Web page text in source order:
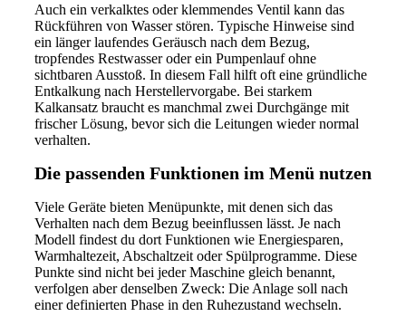
Auch ein verkalktes oder klemmendes Ventil kann das
Rückführen von Wasser stören. Typische Hinweise sind
ein länger laufendes Geräusch nach dem Bezug,
tropfendes Restwasser oder ein Pumpenlauf ohne
sichtbaren Ausstoß. In diesem Fall hilft oft eine gründliche
Entkalkung nach Herstellervorgabe. Bei starkem
Kalkansatz braucht es manchmal zwei Durchgänge mit
frischer Lösung, bevor sich die Leitungen wieder normal
verhalten.
Die passenden Funktionen im Menü nutzen
Viele Geräte bieten Menüpunkte, mit denen sich das
Verhalten nach dem Bezug beeinflussen lässt. Je nach
Modell findest du dort Funktionen wie Energiesparen,
Warmhaltezeit, Abschaltzeit oder Spülprogramme. Diese
Punkte sind nicht bei jeder Maschine gleich benannt,
verfolgen aber denselben Zweck: Die Anlage soll nach
einer definierten Phase in den Ruhezustand wechseln.